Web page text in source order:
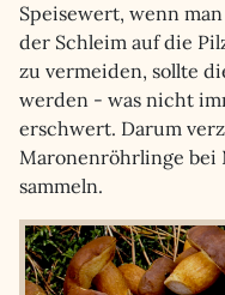
Speisewert, wenn
der Schleim auf die
zu vermeiden, sollte
werden - was nicht
erschwert. Darum
Maronenröhrlinge bei
sammeln.